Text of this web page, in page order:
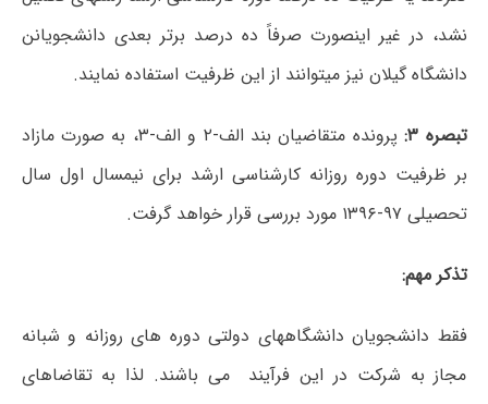
نشد، در غیر اینصورت صرفاً ده درصد برتر بعدی دانشجویانن
دانشگاه گیلان نیز می‏توانند از این ظرفیت استفاده نمایند.
تبصره ۳:
پرونده متقاضیان بند الف-۲ و الف-۳، به صورت مازاد
بر ظرفیت دوره روزانه کارشناسی ارشد برای نیمسال اول سال
تحصیلی ۹۷-۱۳۹۶ مورد بررسی قرار خواهد گرفت.
تذکر مهم:
فقط دانشجویان دانشگاههای دولتی دوره ‏های روزانه و شبانه
مجاز به شرکت در این فرآیند می‏ باشند. لذا به تقاضاهای